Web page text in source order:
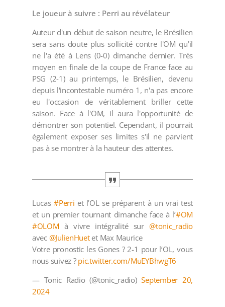
Le joueur à suivre : Perri au révélateur
Auteur d'un début de saison neutre, le Brésilien
sera sans doute plus sollicité contre l'OM qu'il
ne l'a été à Lens (0-0) dimanche dernier. Très
moyen en finale de la coupe de France face au
PSG (2-1) au printemps, le Brésilien, devenu
depuis l'incontestable numéro 1, n'a pas encore
eu l'occasion de véritablement briller cette
saison. Face à l'OM, il aura l'opportunité de
démontrer son potentiel. Cependant, il pourrait
également exposer ses limites s'il ne parvient
pas à se montrer à la hauteur des attentes.
Lucas#Perri et l’OL se préparent à un vrai test
et un premier tournant dimanche face à l’#OM
#OLOM à vivre intégralité sur@tonic_radio
avec @JulienHuetet Max Maurice
Votre pronostic les Gones ? 2-1 pour l’OL, vous
nous suivez ? pic.twitter.com/MuEYBhwgT6
— Tonic Radio (@tonic_radio)September 20,
2024